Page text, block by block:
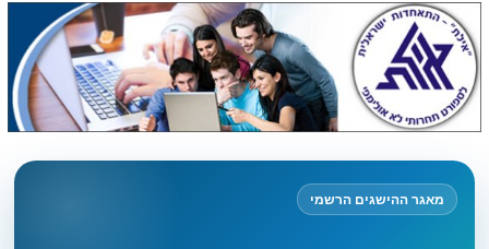
מאגר ההישגים הרשמי